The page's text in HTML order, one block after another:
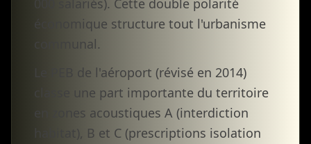
000 salariés). Cette double polarité
économique structure tout l'urbanisme
communal.
Le PEB de l'aéroport (révisé en 2014)
classe une part importante du territoire
en zones acoustiques A (interdiction
habitat), B et C (prescriptions isolation